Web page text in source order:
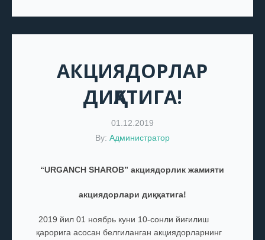
АКЦИЯДОРЛАР
ДИҚҚАТИГА!
01.12.2019
By: Администратор
“URGANCH SHAROB” акциядорлик жамияти
акциядорлари диққатига!
2019 йил 01 ноябрь куни 10-сонли йиғилиш
қарорига асосан белгиланган акциядорларнинг